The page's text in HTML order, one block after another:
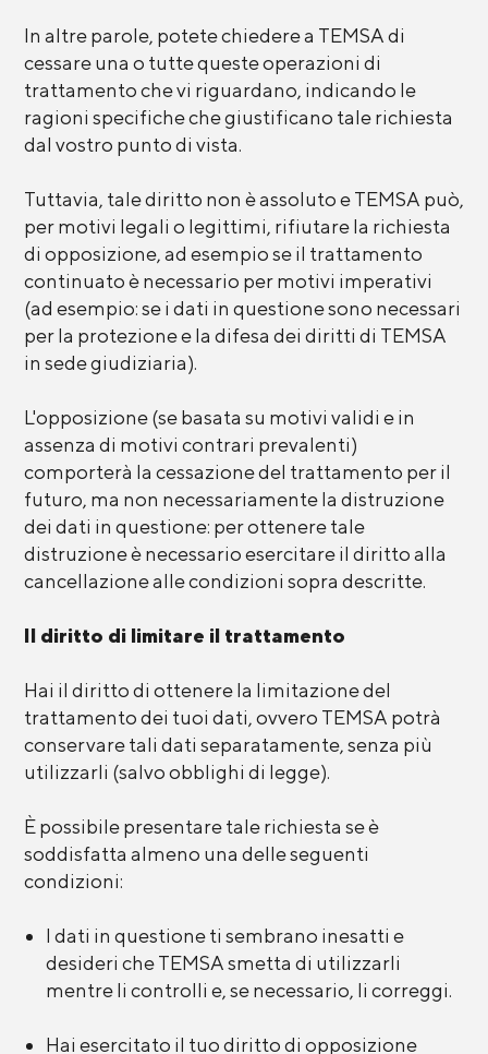
In altre parole, potete chiedere a TEMSA di
cessare una o tutte queste operazioni di
trattamento che vi riguardano, indicando le
ragioni specifiche che giustificano tale richiesta
dal vostro punto di vista.
Tuttavia, tale diritto non è assoluto e TEMSA può,
per motivi legali o legittimi, rifiutare la richiesta
di opposizione, ad esempio se il trattamento
continuato è necessario per motivi imperativi
(ad esempio: se i dati in questione sono necessari
per la protezione e la difesa dei diritti di TEMSA
in sede giudiziaria).
L'opposizione (se basata su motivi validi e in
assenza di motivi contrari prevalenti)
comporterà la cessazione del trattamento per il
futuro, ma non necessariamente la distruzione
dei dati in questione: per ottenere tale
distruzione è necessario esercitare il diritto alla
cancellazione alle condizioni sopra descritte.
Il diritto di limitare il trattamento
Hai il diritto di ottenere la limitazione del
trattamento dei tuoi dati, ovvero TEMSA potrà
conservare tali dati separatamente, senza più
utilizzarli (salvo obblighi di legge).
È possibile presentare tale richiesta se è
soddisfatta almeno una delle seguenti
condizioni:
I dati in questione ti sembrano inesatti e
desideri che TEMSA smetta di utilizzarli
mentre li controlli e, se necessario, li correggi.
Hai esercitato il tuo diritto di opposizione